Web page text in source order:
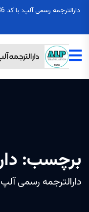
برچسب:
دارالترجمه رسمی آلپ